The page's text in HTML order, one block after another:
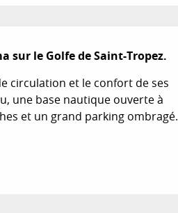
sur le Golfe de Saint-Tropez.
circulation et le confort de ses
une base nautique ouverte à
et un grand parking ombragé.